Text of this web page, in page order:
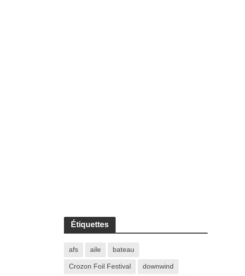
Étiquettes
afs aile bateau
Crozon Foil Festival downwind